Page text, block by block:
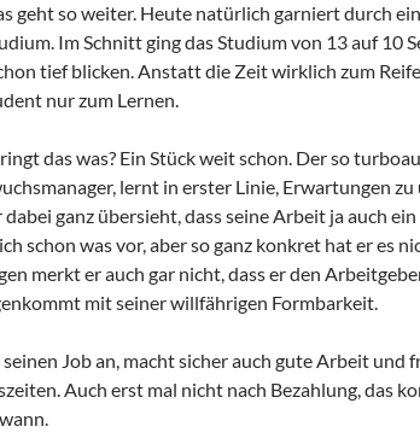
geht so weiter. Heute natürlich garniert durch
Im Schnitt ging das Studium von 13 auf 10
tief blicken. Anstatt die Zeit wirklich zum
nur zum Lernen.
das was? Ein Stück weit schon. Der so
lernt in erster Linie, Erwartungen
dabei ganz übersieht, dass seine Arbeit ja auch
schon was vor, aber so ganz konkret hat er es
merkt er auch gar nicht, dass er den
mit seiner willfährigen Formbarkeit.
Job an, macht sicher auch gute Arbeit und
Auch erst mal nicht nach Bezahlung, das